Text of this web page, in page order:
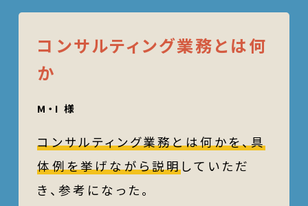
コンサルティング業務とは何
か
M・I 様
コンサルティング業務とは何かを、具
体例を挙げながら説明していただ
き、参考になった。